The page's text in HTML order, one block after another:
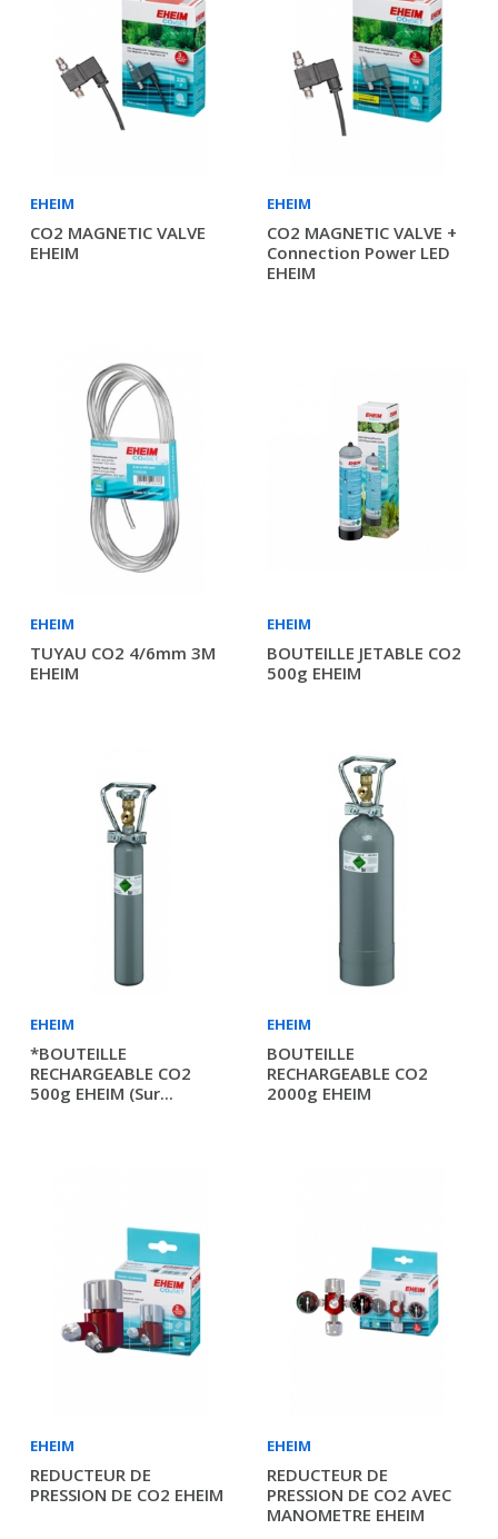
EHEIM
CO2 MAGNETIC VALVE
EHEIM
EHEIM
CO2 MAGNETIC VALVE +
Connection Power LED
EHEIM
EHEIM
TUYAU CO2 4/6mm 3M
EHEIM
EHEIM
BOUTEILLE JETABLE CO2
500g EHEIM
EHEIM
*BOUTEILLE
RECHARGEABLE CO2
500g EHEIM (sur...
EHEIM
BOUTEILLE
RECHARGEABLE CO2
2000g EHEIM
EHEIM
REDUCTEUR DE
PRESSION DE CO2 EHEIM
EHEIM
REDUCTEUR DE
PRESSION DE CO2 AVEC
MANOMETRE EHEIM